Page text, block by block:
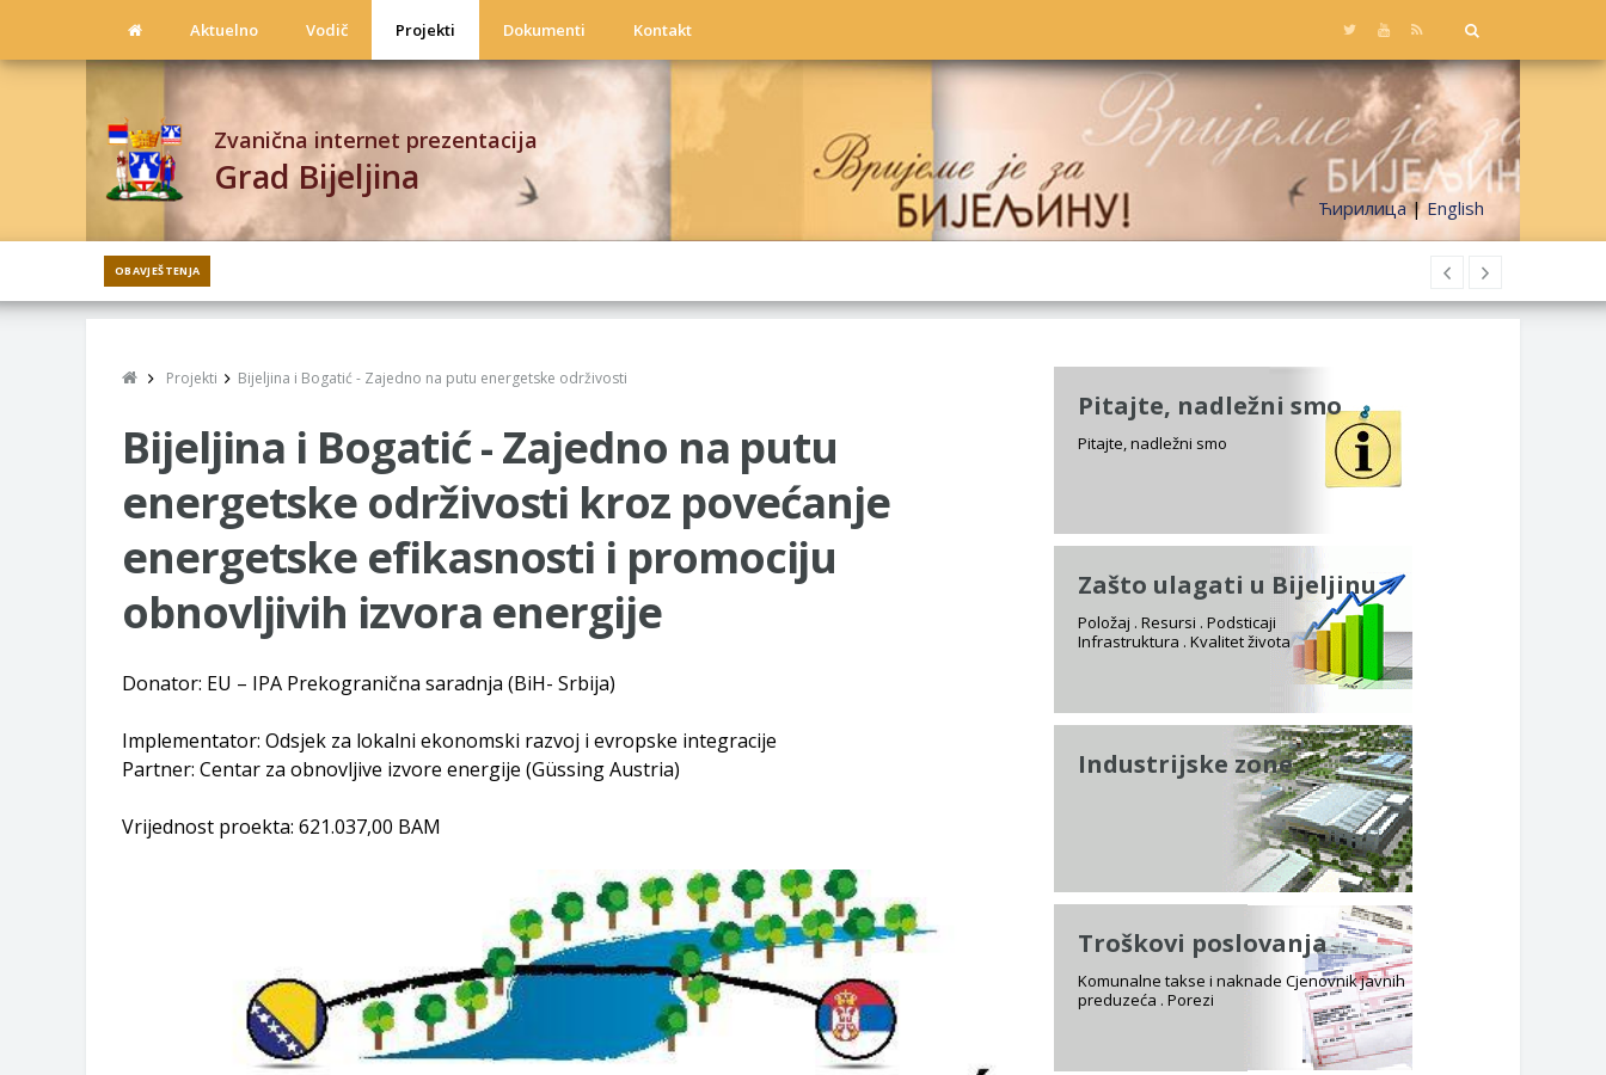
Aktuelno Vodič Projekti Dokumenti Kontakt
Ћирилица| English
Zvanična internet prezentacija
Grad Bijeljina
OBAVJEŠTENJA
Projekti Bijeljina i Bogatić - Zajedno na putu energetske održivosti
Bijeljina i Bogatić - Zajedno na putu
energetske održivosti kroz povećanje
energetske efikasnosti i promociju
obnovljivih izvora energije
Donator: EU – IPA Prekogranična saradnja (BiH- Srbija)
Implementator: Odsjek za lokalni ekonomski razvoj i evropske integracije
Partner: Centar za obnovljive izvore energije (Güssing Austria)
Vrijednost proekta: 621.037,00 BAM
Pitajte, nadležni smo
Pitajte, nadležni smo
Zašto ulagati u Bijeljinu
Položaj . Resursi . Podsticaji
Infrastruktura . Kvalitet života
Industrijske zone
Troškovi poslovanja
Komunalne takse i naknade Cjenovnik javnih
preduzeća . Porezi